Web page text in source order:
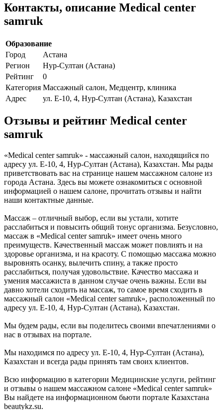
Контакты, описание Medical center
samruk
Образование
Город
Астана
Регион
Нур-Султан (Астана)
Рейтинг
0
Категория Массажный салон, Медцентр, клиника
Адрес
ул. Е-10, 4, Нур-Султан (Астана), Казахстан
Отзывы и рейтинг Medical center
samruk
«Medical center samruk» - массажный салон, находящийся по
адресу ул. Е-10, 4, Нур-Султан (Астана), Казахстан. Мы рады
приветствовать вас на странице нашем массажном салоне из
города Астана. Здесь вы можете ознакомиться с основной
информацией о нашем салоне, прочитать отзывы и найти
наши контактные данные.
Массаж – отличный выбор, если вы устали, хотите
расслабиться и повысить общий тонус организма. Безусловно,
массаж в «Medical center samruk» имеет очень много
преимуществ. Качественный массаж может повлиять и на
здоровье организма, и на красоту. С помощью массажа можно
выровнять осанку, вылечить спину, а также просто
расслабиться, получая удовольствие. Качество массажа и
умения массажиста в данном случае очень важны. Если вы
давно хотели сходить на массаж, то самое время сходить в
массажный салон «Medical center samruk», расположенный по
адресу ул. Е-10, 4, Нур-Султан (Астана), Казахстан.
Мы будем рады, если вы поделитесь своими впечатлениями о
нас в отзывах на портале.
Мы находимся по адресу ул. Е-10, 4, Нур-Султан (Астана),
Казахстан и всегда рады принять там своих клиентов.
Всю информацию в категории Медицинские услуги, рейтинг
и отзывы о нашем массажном салоне «Medical center samruk»
Вы найдете на информационном бьюти портале Казахстана
beautykz.su.